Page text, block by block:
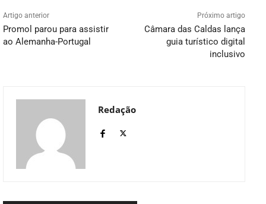
Artigo anterior
Promol parou para assistir
ao Alemanha-Portugal
Próximo artigo
Câmara das Caldas lança
guia turístico digital
inclusivo
Redação